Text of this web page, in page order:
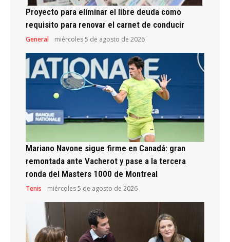
Proyecto para eliminar el libre deuda como
requisito para renovar el carnet de conducir
General miércoles 5 de agosto de 2026
Mariano Navone sigue firme en Canadá: gran
remontada ante Vacherot y pase a la tercera
ronda del Masters 1000 de Montreal
Tenis miércoles 5 de agosto de 2026